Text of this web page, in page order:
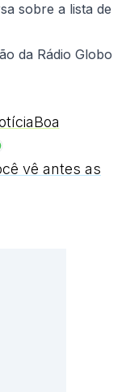
sobre a lista de
da Rádio Globo
vê antes as